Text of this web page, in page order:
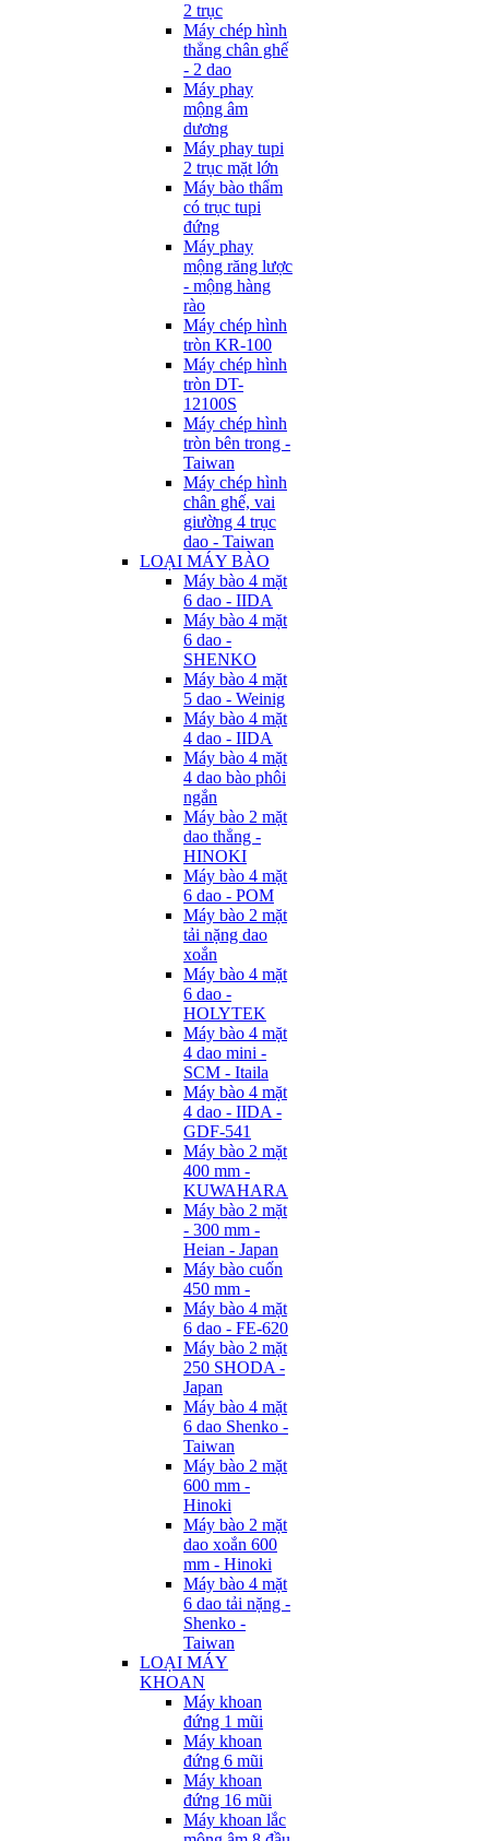
2 trục
Máy chép hình
thẳng chân ghế
- 2 dao
Máy phay
mộng âm
dương
Máy phay tupi
2 trục mặt lớn
Máy bào thẩm
có trục tupi
đứng
Máy phay
mộng răng lược
- mộng hàng
rào
Máy chép hình
tròn KR-100
Máy chép hình
tròn DT-
12100S
Máy chép hình
tròn bên trong -
Taiwan
Máy chép hình
chân ghế, vai
giường 4 trục
dao - Taiwan
LOẠI MÁY BÀO
Máy bào 4 mặt
6 dao - IIDA
Máy bào 4 mặt
6 dao -
SHENKO
Máy bào 4 mặt
5 dao - Weinig
Máy bào 4 mặt
4 dao - IIDA
Máy bào 4 mặt
4 dao bào phôi
ngắn
Máy bào 2 mặt
dao thẳng -
HINOKI
Máy bào 4 mặt
6 dao - POM
Máy bào 2 mặt
tải nặng dao
xoắn
Máy bào 4 mặt
6 dao -
HOLYTEK
Máy bào 4 mặt
4 dao mini -
SCM - Itaila
Máy bào 4 mặt
4 dao - IIDA -
GDF-541
Máy bào 2 mặt
400 mm -
KUWAHARA
Máy bào 2 mặt
- 300 mm -
Heian - Japan
Máy bào cuốn
450 mm -
Máy bào 4 mặt
6 dao - FE-620
Máy bào 2 mặt
250 SHODA -
Japan
Máy bào 4 mặt
6 dao Shenko -
Taiwan
Máy bào 2 mặt
600 mm -
Hinoki
Máy bào 2 mặt
dao xoắn 600
mm - Hinoki
Máy bào 4 mặt
6 dao tải nặng -
Shenko -
Taiwan
LOẠI MÁY
KHOAN
Máy khoan
đứng 1 mũi
Máy khoan
đứng 6 mũi
Máy khoan
đứng 16 mũi
Máy khoan lắc